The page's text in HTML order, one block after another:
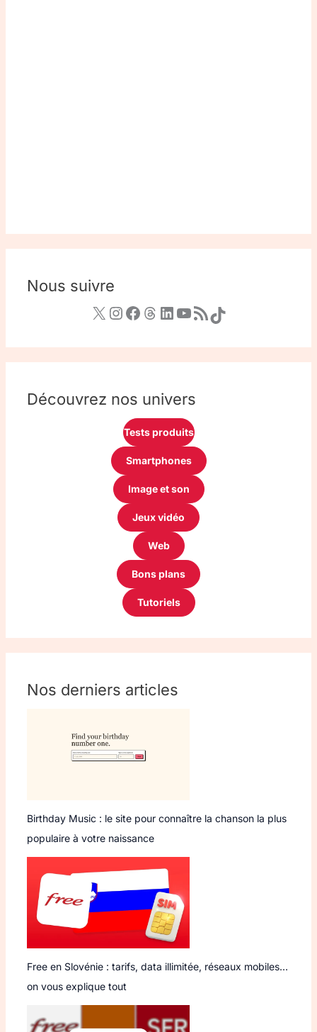
Nous suivre
Découvrez nos univers
Tests produits
Smartphones
Image et son
Jeux vidéo
Web
Bons plans
Tutoriels
Nos derniers articles
Birthday Music : le site pour connaître la chanson la plus
populaire à votre naissance
Free en Slovénie : tarifs, data illimitée, réseaux mobiles…
on vous explique tout